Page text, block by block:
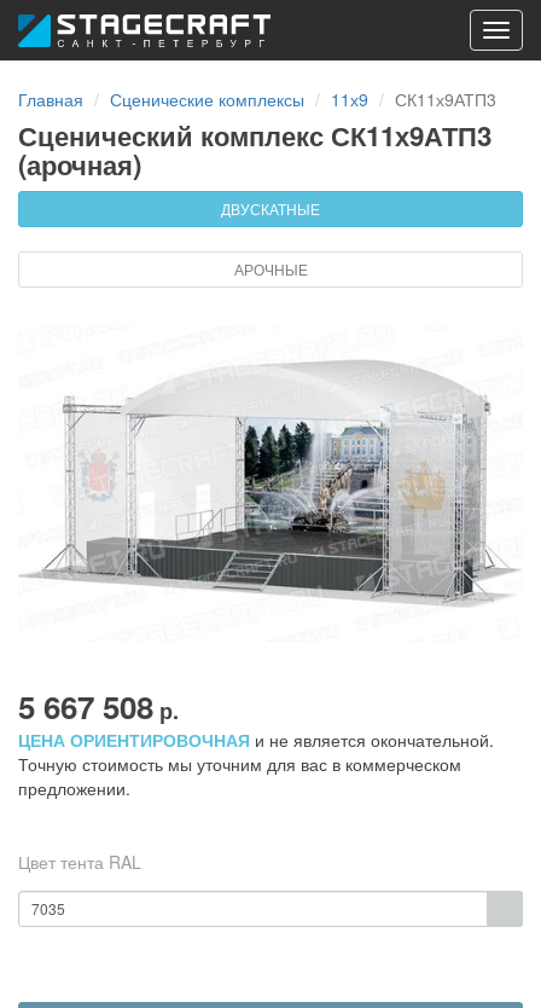
Главная
Сценические комплексы 11х9 СК11х9АТП3
Сценический комплекс СК11х9АТП3
(арочная)
ДВУСКАТНЫЕ
АРОЧНЫЕ
5 667 508 р.
ЦЕНА ОРИЕНТИРОВОЧНАЯ и не является окончательной.
Точную стоимость мы уточним для вас в коммерческом
предложении.
Цвет тента RAL
7035